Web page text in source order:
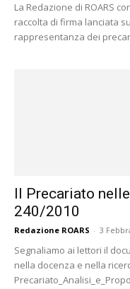
La Redazione di ROARS
raccolta di firma lanciata
rappresentanza dei
Il Precariato
240/2010
Redazione ROARS - 3
Segnaliamo ai lettori il
nella docenza e nella